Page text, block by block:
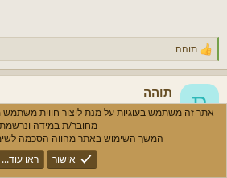
ר
ג
ש
ת
:
תוהה
ת תוהה
פונדקאי פעיל
אתר זה משתמש בעוגיות על מנת ליצור חווית
מחובר/ת במידה
המשך השימוש באתר מהווה הסכמה
אישור
ראו עוד...